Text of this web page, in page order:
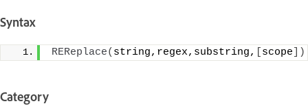
Syntax
REReplace( string,regex,substring, scope ])
Category